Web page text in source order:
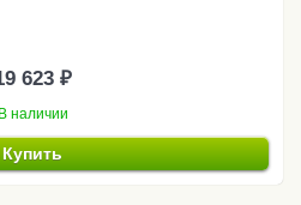
623 ₽
В наличии
Купить